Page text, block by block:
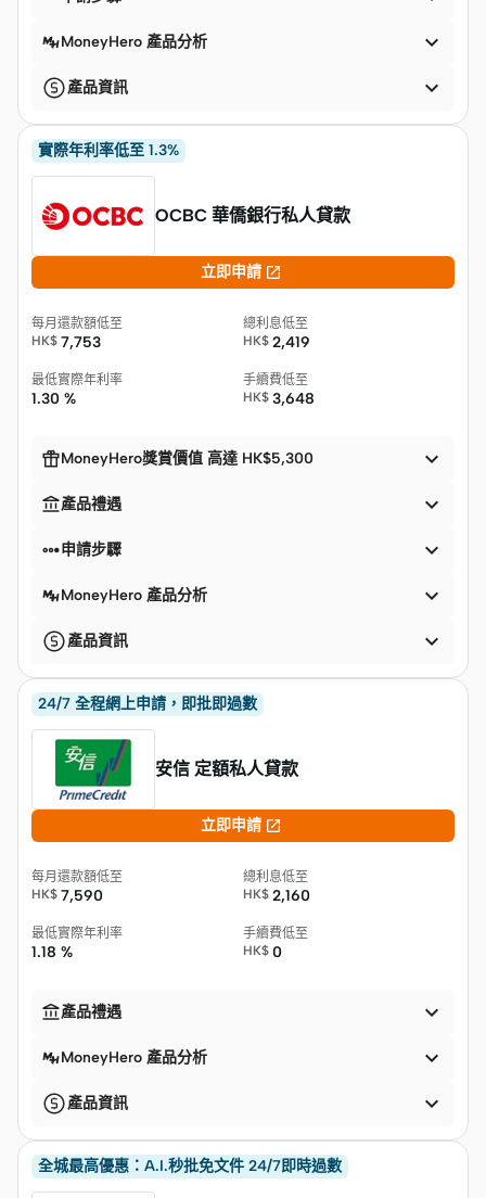
MoneyHero 產品分析 
產品資訊 
實際年利率低至 1.3%
OCBC 華僑銀行私人貸款
立即申請 
每月還款額低至
HK$ 7,753
總利息低至
HK$ 2,419
最低實際年利率
1.30 %
手續費低至
HK$ 3,648
MoneyHero獎賞價值 高達 HK$5,300 
產品禮遇 
申請步驟 
MoneyHero 產品分析 
產品資訊 
24/7 全程網上申請，即批即過數
安信 定額私人貸款
立即申請 
每月還款額低至
HK$ 7,590
總利息低至
HK$ 2,160
最低實際年利率
1.18 %
手續費低至
HK$ 0
產品禮遇 
MoneyHero 產品分析 
產品資訊 
全城最高優惠：A.I.秒批免文件 24/7即時過數